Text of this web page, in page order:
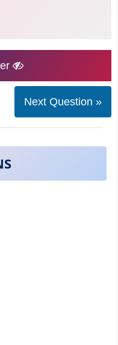
Next Question »